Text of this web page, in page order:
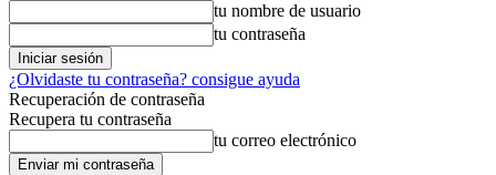
tu nombre de usuario
tu contraseña
¿Olvidaste tu contraseña? consigue ayuda
Recuperación de contraseña
Recupera tu contraseña
tu correo electrónico